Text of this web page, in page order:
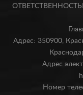
Адрес: 350900,
Адрес
Номер